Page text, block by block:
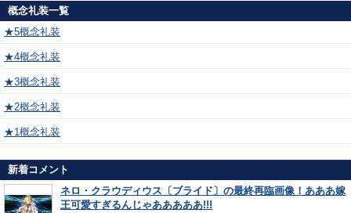
概念礼装一覧
★5概念礼装
★4概念礼装
★3概念礼装
★2概念礼装
★1概念礼装
新着コメント
ネロ・クラウディウス〔ブライド〕の最終再臨画像！あああ嫁
王可愛すぎるんじゃあああああ!!!